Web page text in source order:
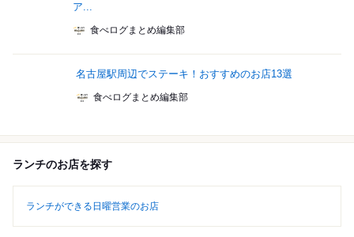
ア...
食べログまとめ編集部
名古屋駅周辺でステーキ！おすすめのお店13選
食べログまとめ編集部
ランチのお店を探す
ランチができる日曜営業のお店